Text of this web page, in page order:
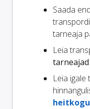
Saada
tarneaja
Leia
tarneajad
Leia igale